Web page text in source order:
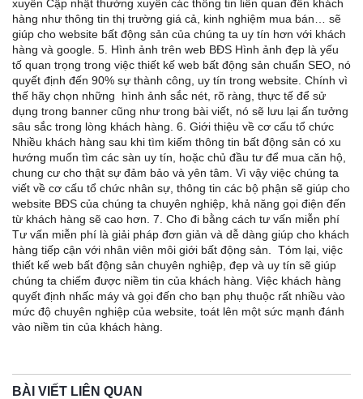
xuyên Cập nhật thường xuyên các thông tin liên quan đến khách
hàng như thông tin thị trường giá cả, kinh nghiệm mua bán… sẽ
giúp cho website bất động sản của chúng ta uy tín hơn với khách
hàng và google. 5. Hình ảnh trên web BĐS Hình ảnh đẹp là yếu
tố quan trọng trong việc thiết kế web bất động sản chuẩn SEO, nó
quyết định đến 90% sự thành công, uy tín trong website. Chính vì
thế hãy chọn những hình ảnh sắc nét, rõ ràng, thực tế để sử
dụng trong banner cũng như trong bài viết, nó sẽ lưu lại ấn tưởng
sâu sắc trong lòng khách hàng. 6. Giới thiệu về cơ cấu tổ chức
Nhiều khách hàng sau khi tìm kiếm thông tin bất động sản có xu
hướng muốn tìm các sàn uy tín, hoặc chủ đầu tư để mua căn hộ,
chung cư cho thật sự đảm bảo và yên tâm. Vì vậy việc chúng ta
viết về cơ cấu tổ chức nhân sự, thông tin các bộ phận sẽ giúp cho
website BĐS của chúng ta chuyên nghiệp, khả năng gọi điện đến
từ khách hàng sẽ cao hơn. 7. Cho đi bằng cách tư vấn miễn phí
Tư vấn miễn phí là giải pháp đơn giản và dễ dàng giúp cho khách
hàng tiếp cận với nhân viên môi giới bất động sản. Tóm lại, việc
thiết kế web bất động sản chuyên nghiệp, đẹp và uy tín sẽ giúp
chúng ta chiếm được niềm tin của khách hàng. Việc khách hàng
quyết định nhấc máy và gọi đến cho bạn phụ thuộc rất nhiều vào
mức độ chuyên nghiệp của website, toát lên một sức mạnh đánh
vào niềm tin của khách hàng.
BÀI VIẾT LIÊN QUAN